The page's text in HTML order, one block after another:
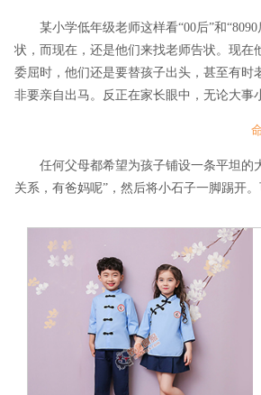
某小学低年级老师这样看“00后”和“8090
状，而现在，还是他们来找老师告状。现
委屈时，他们还是要替孩子出头，甚至有
非要亲自出马。反正在家长眼中，无论大事
任何父母都希望为孩子铺设一条平坦的
关系，有爸妈呢”，然后将小石子一脚踢开